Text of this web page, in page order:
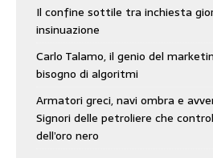
Il confine sottile tra inchiesta
insinuazione
Carlo Talamo, il genio del
bisogno di algoritmi
Armatori greci, navi ombra e
Signori delle petroliere che
dell’oro nero